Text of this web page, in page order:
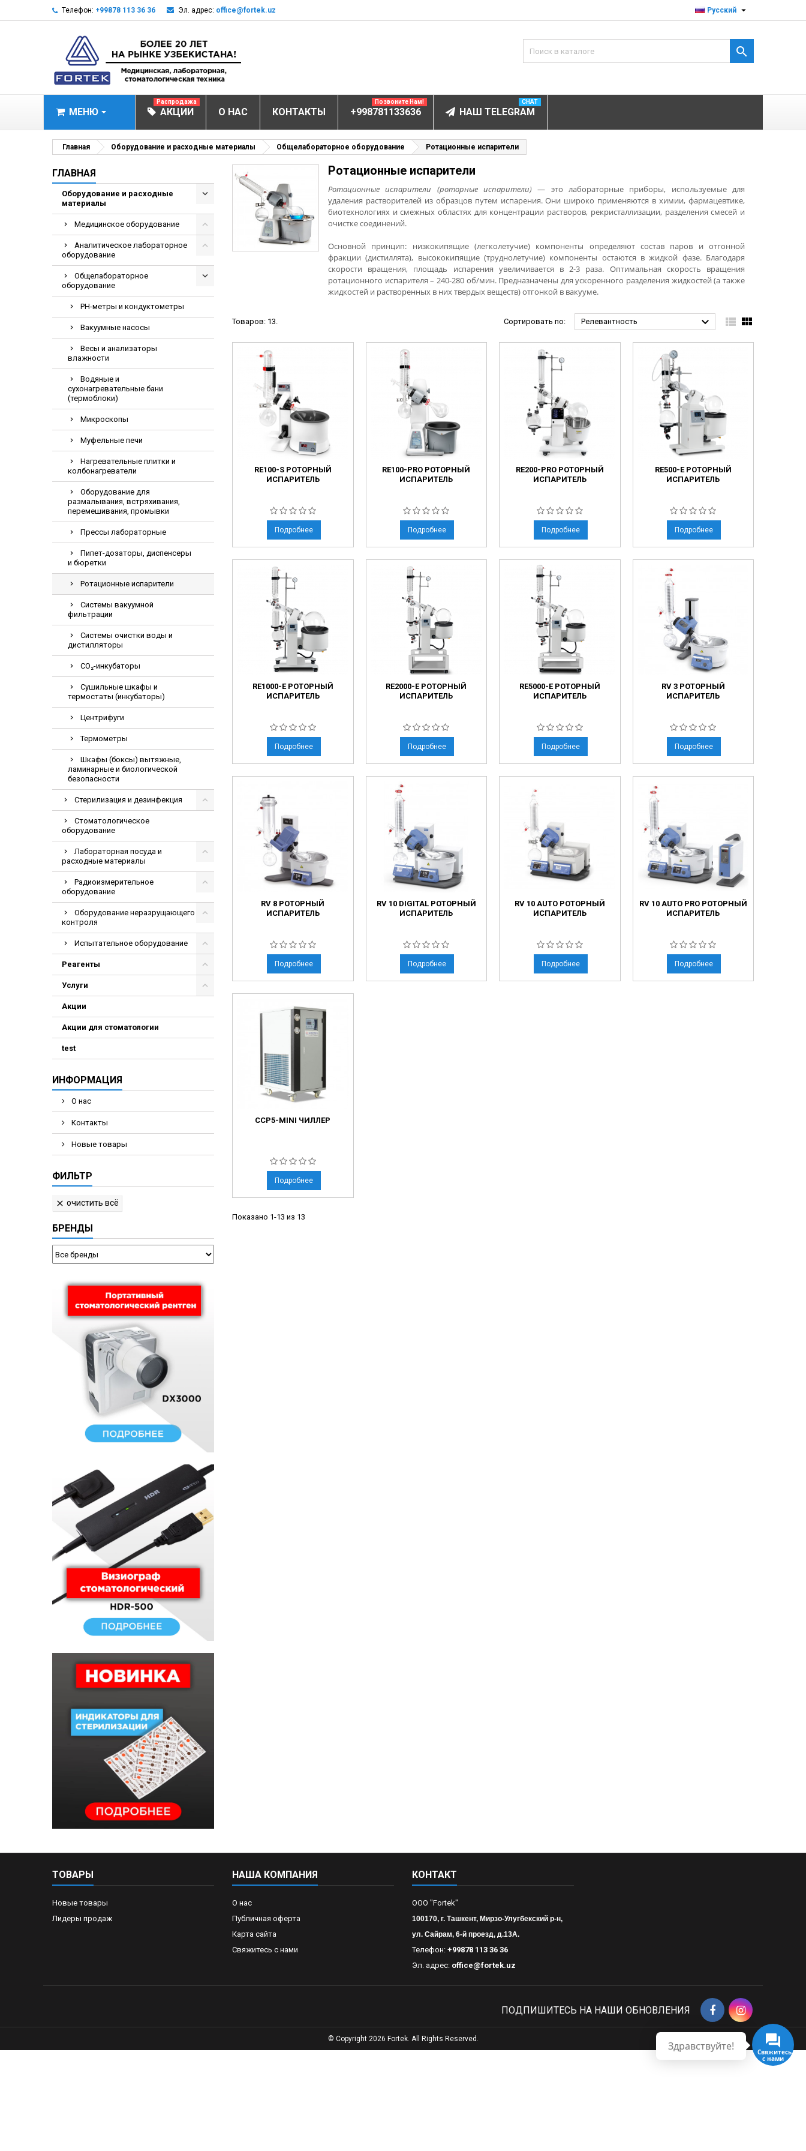
Телефон: +99878 113 36 36 Эл. адрес: office@fortek.uz Русский 

МЕНЮ
МЕДИЦИНСКОЕ ОБОРУДОВАНИЕ
Анализаторы газов и электролитов
Анализатор иммунофлюоресцентный
Анализаторы иммунохемилюминесцентные (ИХЛА)
Анализаторы мочи
Биохимические анализаторы
Видеоэндоскопы
Гематологические анализаторы
ИФА-анализаторы и вошеры
Коагулометрия
ЛОР-Комбайны
Мониторы пациента
Насосы шприцевые и инфузионные
Рентгеновское оборудование и маммографы
Тракционные кровати
Электрокардиографы
Электроэнцефалографы
Электрохирургические коагуляторы
Экстракторы нуклеиновых кислот
АКЦИИ
Распродажа
О НАС КОНТАКТЫ +998781133636
Позвоните Нам!
НАШ TELEGRAM
CHAT
Главная Оборудование и расходные материалы Общелабораторное оборудование Ротационные испарители
ГЛАВНАЯ
Оборудование и расходные
материалы
Медицинское оборудование
Аналитическое лабораторное
оборудование
Общелабораторное
оборудование
PH-метры и кондуктометры
Вакуумные насосы
Весы и анализаторы
влажности
Водяные и
сухонагревательные бани
(термоблоки)
Микроскопы
Муфельные печи
Нагревательные плитки и
колбонагреватели
Оборудование для
размалывания, встряхивания,
перемешивания, промывки
Прессы лабораторные
Пипет-дозаторы, диспенсеры
и бюретки
Ротационные испарители
Системы вакуумной
фильтрации
Системы очистки воды и
дистилляторы
СО₂-инкубаторы
Сушильные шкафы и
термостаты (инкубаторы)
Центрифуги
Термометры
Шкафы (боксы) вытяжные,
ламинарные и биологической
безопасности
Стерилизация и дезинфекция
Стоматологическое
оборудование
Лабораторная посуда и
расходные материалы
Радиоизмерительное
оборудование
Оборудование неразрущающего
контроля
Испытательное оборудование
Реагенты
Услуги
Акции
Акции для стоматологии
test
ИНФОРМАЦИЯ
О нас
Контакты
Новые товары
ФИЛЬТР
 очистить всё
БРЕНДЫ
Ротационные испарители
Ротационные испарители (роторные испарители) — это лабораторные приборы, используемые для
удаления растворителей из образцов путем испарения. Они широко применяются в химии, фармацевтике,
биотехнологиях и смежных областях для концентрации растворов, рекристаллизации, разделения смесей и
очистке соединений.
Основной принцип: низкокипящие (легколетучие) компоненты определяют состав паров и отгонной
фракции (дистиллята), высококипящие (труднолетучие) компоненты остаются в жидкой фазе. Благодаря
скорости вращения, площадь испарения увеличивается в 2-3 раза. Оптимальная скорость вращения
ротационного испарителя – 240-280 об/мин. Предназначены для ускоренного разделения жидкостей (а также
жидкостей и растворенных в них твердых веществ) отгонкой в вакууме.
Товаров: 13. Сортировать по: Релевантность   
RE100-S РОТОРНЫЙ
ИСПАРИТЕЛЬ
Подробнее
RE100-PRO РОТОРНЫЙ
ИСПАРИТЕЛЬ
Подробнее
RE200-PRO РОТОРНЫЙ
ИСПАРИТЕЛЬ
Подробнее
RE500-E РОТОРНЫЙ
ИСПАРИТЕЛЬ
Подробнее
RE1000-E РОТОРНЫЙ
ИСПАРИТЕЛЬ
Подробнее
RE2000-E РОТОРНЫЙ
ИСПАРИТЕЛЬ
Подробнее
RE5000-E РОТОРНЫЙ
ИСПАРИТЕЛЬ
Подробнее
RV 3 РОТОРНЫЙ
ИСПАРИТЕЛЬ
Подробнее
RV 8 РОТОРНЫЙ
ИСПАРИТЕЛЬ
Подробнее
RV 10 DIGITAL РОТОРНЫЙ
ИСПАРИТЕЛЬ
Подробнее
RV 10 AUTO РОТОРНЫЙ
ИСПАРИТЕЛЬ
Подробнее
RV 10 AUTO PRO РОТОРНЫЙ
ИСПАРИТЕЛЬ
Подробнее
CCP5-MINI ЧИЛЛЕР
Подробнее
Показано 1-13 из 13
ТОВАРЫ
Новые товары
Лидеры продаж
НАША КОМПАНИЯ
О нас
Публичная оферта
Карта сайта
Свяжитесь с нами
КОНТАКТ
OOO "Fortek"
100170, г. Ташкент, Мирзо-Улугбекский р-н,
ул. Сайрам, 6-й проезд, д.13А.
Телефон: +99878 113 36 36
Эл. адрес: office@fortek.uz
Здравствуйте!
ПОДПИШИТЕСЬ НА НАШИ ОБНОВЛЕНИЯ
© Copyright 2026 Fortek. All Rights Reserved.